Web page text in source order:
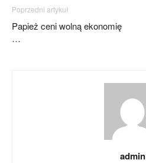
Poprzedni artykuł
Papież ceni wolną ekonomię
…
admin